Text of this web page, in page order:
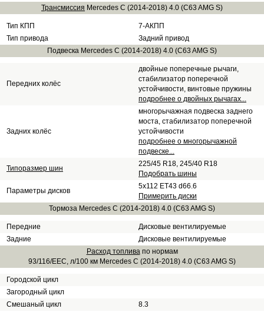
Трансмиссия Mercedes C (2014-2018) 4.0 (C63 AMG S)
Тип КПП
7-АКПП
Тип привода
Задний привод
Подвеска Mercedes C (2014-2018) 4.0 (C63 AMG S)
Передних колёс
двойные поперечные рычаги,
стабилизатор поперечной
устойчивости, винтовые пружины
подробнее о двойных рычагах...
Задних колёс
многорычажная подвеска заднего
моста, стабилизатор поперечной
устойчивости
подробнее о многорычажной
подвеске...
Типоразмер шин
225/45 R18, 245/40 R18
Подобрать шины
Параметры дисков
5x112 ET43 d66.6
Примерить диски
Тормоза Mercedes C (2014-2018) 4.0 (C63 AMG S)
Передние
Дисковые вентилируемые
Задние
Дисковые вентилируемые
Расход топливапо нормам
93/116/EEC, л/100 км Mercedes C (2014-2018) 4.0 (C63 AMG S)
Городской цикл
Загородный цикл
Смешаный цикл
8.3